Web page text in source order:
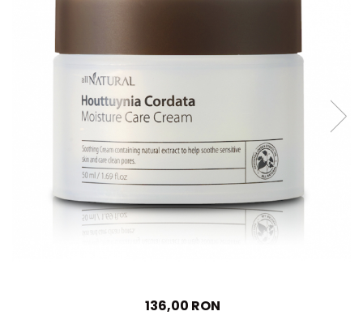
Haruharu WONDER
Hyggee
I'm From
LOVBOD
136,00 RON